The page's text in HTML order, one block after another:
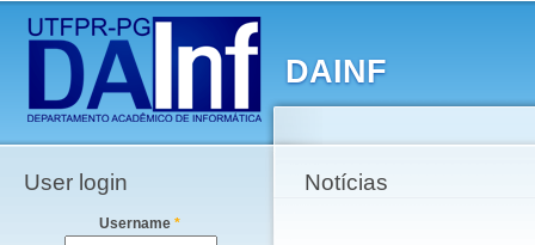
DAINF
Main menu
User login
Username*
Notícias